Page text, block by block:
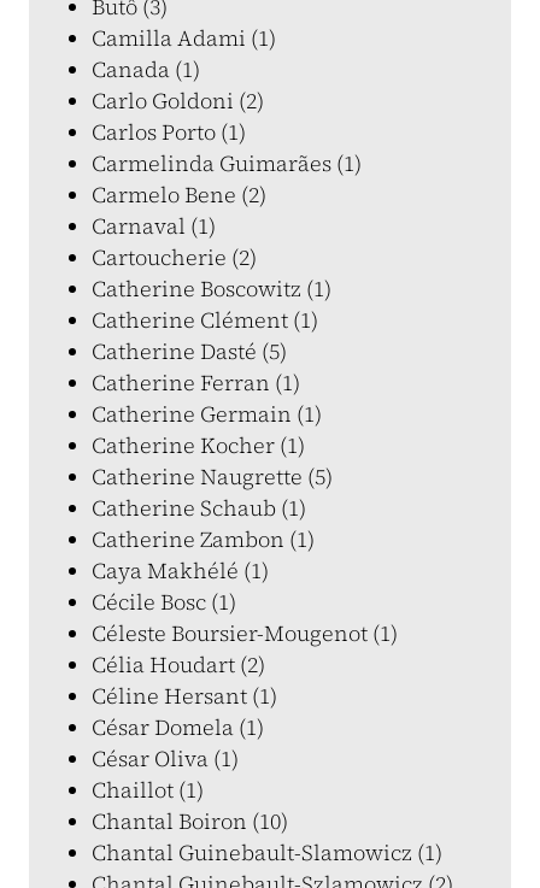
Butô (3)
Camilla Adami (1)
Canada (1)
Carlo Goldoni (2)
Carlos Porto (1)
Carmelinda Guimarães (1)
Carmelo Bene (2)
Carnaval (1)
Cartoucherie (2)
Catherine Boscowitz (1)
Catherine Clément (1)
Catherine Dasté (5)
Catherine Ferran (1)
Catherine Germain (1)
Catherine Kocher (1)
Catherine Naugrette (5)
Catherine Schaub (1)
Catherine Zambon (1)
Caya Makhélé (1)
Cécile Bosc (1)
Céleste Boursier-Mougenot (1)
Célia Houdart (2)
Céline Hersant (1)
César Domela (1)
César Oliva (1)
Chaillot (1)
Chantal Boiron (10)
Chantal Guinebault-Slamowicz (1)